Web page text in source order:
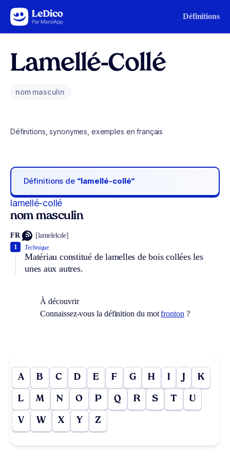
Aller au contenu Définitions
Lamellé-Collé
nom masculin
Définitions, synonymes, exemples en français
Définitions de “lamellé-collé“
lamellé-collé
nom masculin
FR [lamelekɔle]
Technique.
Matériau constitué de lamelles de bois collées les
unes aux autres.
1
À découvrir
Connaissez-vous la définition du motfronton ?
A B C D E F G H I J K
L M N O P Q R S T U
V W X Y Z